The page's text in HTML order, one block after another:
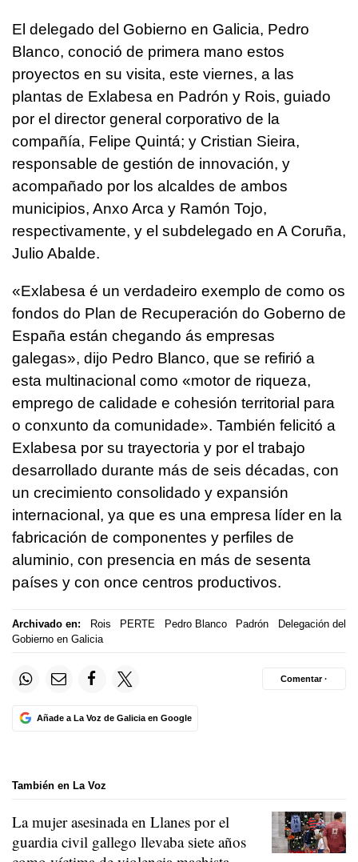
El delegado del Gobierno en Galicia, Pedro
Blanco, conoció de primera mano estos
proyectos en su visita, este viernes, a las
plantas de Exlabesa en Padrón y Rois, guiado
por el director general corporativo de la
compañía, Felipe Quintá; y Cristian Sieira,
responsable de gestión de innovación, y
acompañado por los alcaldes de ambos
municipios, Anxo Arca y Ramón Tojo,
respectivamente, y el subdelegado en A Coruña,
Julio Abalde.
«Exlabesa é un verdadeiro exemplo de como os
fondos do Plan de Recuperación do Goberno de
España están chegando ás empresas
galegas», dijo Pedro Blanco, que se refirió a
esta multinacional como «motor de riqueza,
emprego de calidade e cohesión territorial para
o conxunto da comunidade». También felicitó a
Exlabesa por su trayectoria y por el trabajo
desarrollado durante más de seis décadas, con
un crecimiento consolidado y expansión
internacional, ya que es una empresa líder en la
fabricación de componentes y perfiles de
aluminio, con presencia en más de sesenta
países y con once centros productivos.
Archivado en: Rois PERTE Pedro Blanco Padrón
Delegación del
Gobierno en Galicia
Añade a La Voz de Galicia en Google
Comentar ·
También en La Voz
La mujer asesinada en Llanes por el
guardia civil gallego llevaba siete años